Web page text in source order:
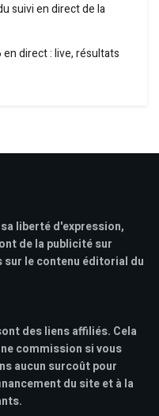
suivi en direct de la
direct : live, résultats
liberté d'expression,
de la publicité sur
sur le contenu éditorial du
des liens affiliés. Cela
commission si vous
aucun surcoût pour
du site et à la